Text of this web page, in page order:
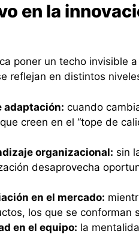
en la
poner un techo invisible
reflejan en distintos
adaptación: cuando
creen en el “tope de
organizacional: sin
desaprovecha
en el mercado:
los que se conforman
en el equipo: la